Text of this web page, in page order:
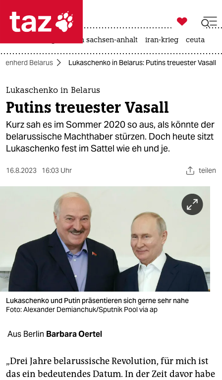
 taz zahl ich
taz zahl ich
themen
politik
öko
nord
wahrheit
verlag
verlag
veranstaltungen
fragen & hilfe

taz zahl ich
landtagswahl in sachsen-anhalt iran-krieg ceuta
Belarus Lukaschenko in Belarus: Putins treuester Vasall
Lukaschenko in Belarus
Putins treuester Vasall
Kurz sah es im Sommer 2020 so aus, als könnte der
belarussische Machthaber stürzen. Doch heute sitzt
Lukaschenko fest im Sattel wie eh und je.
16.8.2023 16:03 Uhr teilen
Lukaschenko und Putin präsentieren sich gerne sehr nahe
Foto: Alexander Demianchuk/Sputnik Pool via ap
Aus Berlin Barbara Oertel
„Drei Jahre belarussische Revolution, für mich ist
das ein bedeutendes Datum. In der Zeit davor habe